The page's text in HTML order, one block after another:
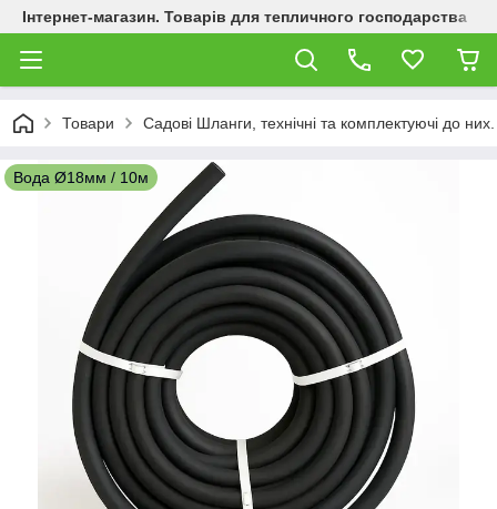
Інтернет-магазин. Товарів для тепличного господарства
Товари Садові Шланги, технічні та комплектуючі до них.
Вода Ø18мм / 10м